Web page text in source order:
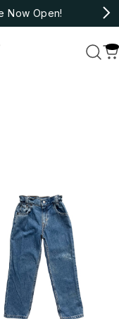
Now Open!